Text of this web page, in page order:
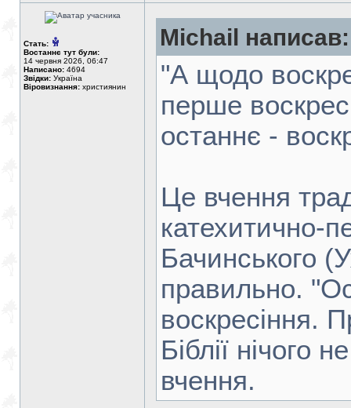
Стать:
Востаннє тут були:
14 червня 2026, 06:47
Написано: 4694
Звідки: Україна
Віровизнання: християнин
Michail написав:
"А щодо
перше
останнє -
Це вчення
катехитично-
Бачинського
правильно.
воскресіння.
Біблії нічого
вчення.